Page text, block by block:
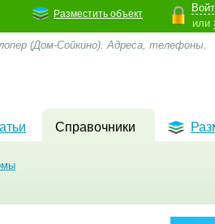
или
Разместить объект
(Дом-Сойкино). Адреса, телефоны.
Справочники